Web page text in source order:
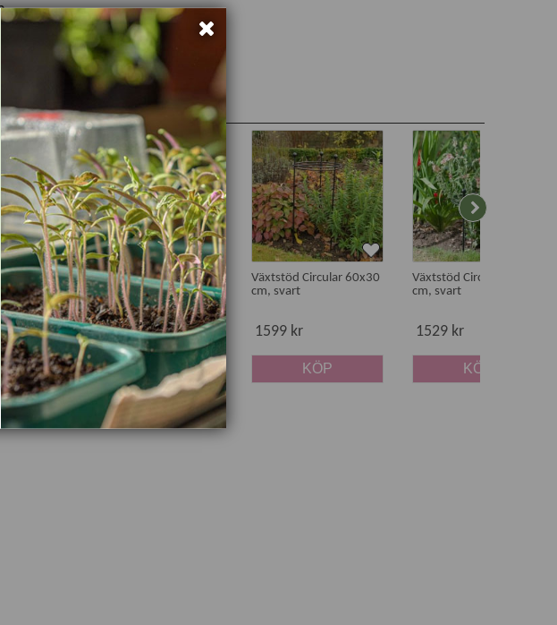
large
Växtstöd Circular 60x30
cm, rost
1498 kr
Växtstöd Circular 60x30
cm, svart
1599 kr
KÖP
Växtstöd Circular 40x30
cm, svart
1529 kr
KÖP